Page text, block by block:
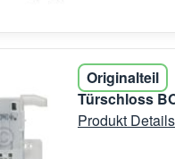
Originalteil
Türschloss
Produkt Details